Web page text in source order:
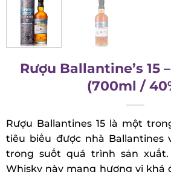
Rượu Ballantine’s 15
(700ml /
Rượu Ballantines 15 là một
tiêu biểu được nhà Ballantines
trong suốt quá trình sản xuất.
Whisky này mang hương vị khá